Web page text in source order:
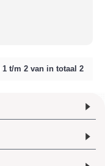
1 t/m 2 van in totaal 2